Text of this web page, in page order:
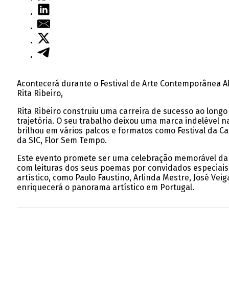
Acontecerá durante o Festival de Arte Contemporânea
Rita Ribeiro,
Rita Ribeiro construiu uma carreira de sucesso ao
trajetória. O seu trabalho deixou uma marca indelével
brilhou em vários palcos e formatos como Festival da
da SIC, Flor Sem Tempo.
Este evento promete ser uma celebração memorável
com leituras dos seus poemas por convidados
artístico, como Paulo Faustino, Arlinda Mestre, José
enriquecerá o panorama artístico em Portugal.